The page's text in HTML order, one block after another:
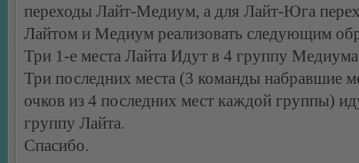
переходы Лайт-Медиум, а для Лайт-Юга
Лайтом и Медиум реализовать следующим
Три 1-е места Лайта Идут в 4 группу Медиума
Три последних места (3 команды набравшие
очков из 4 последних мест каждой группы)
группу Лайта.
Спасибо.